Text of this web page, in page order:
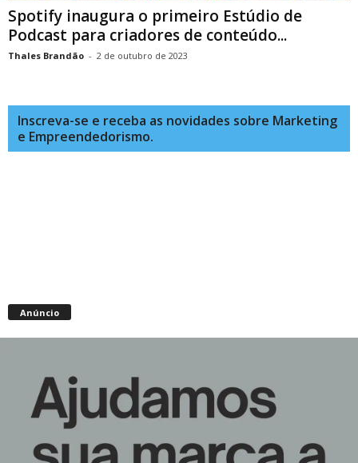
Spotify inaugura o primeiro Estúdio de
Podcast para criadores de conteúdo...
Thales Brandão - 2 de outubro de 2023
Inscreva-se e receba as novidades sobre Marketing
e Empreendedorismo.
Anúncio